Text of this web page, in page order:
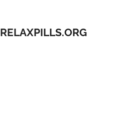
RELAXPILLS.ORG